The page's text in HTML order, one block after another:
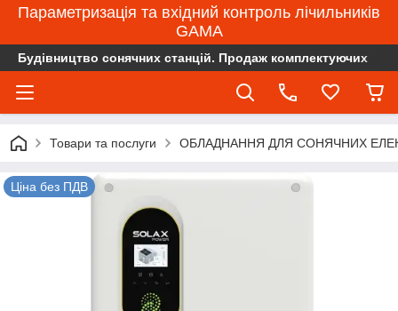
Параметризація та вхідний контроль лічильників
GAMA
Будівництво сонячних станцій. Продаж комплектуючих
Товари та послуги ОБЛАДНАННЯ ДЛЯ СОНЯЧНИХ
Ціна без ПДВ